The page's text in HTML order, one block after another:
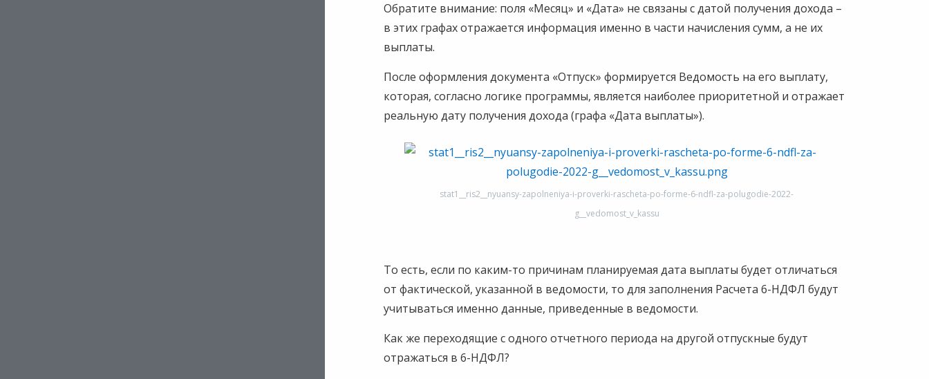
Обратите внимание: поля «Месяц» и «Дата» не связаны с датой получения дохода –
в этих графах отражается информация именно в части начисления сумм, а не их
выплаты.
После оформления документа «Отпуск» формируется Ведомость на его выплату,
которая, согласно логике программы, является наиболее приоритетной и отражает
реальную дату получения дохода (графа «Дата выплаты»).
stat1__ris2__nyuansy-zapolneniya-i-proverki-rascheta-po-forme-6-ndfl-za-polugodie-2022-
g__vedomost_v_kassu
То есть, если по каким-то причинам планируемая дата выплаты будет отличаться
от фактической, указанной в ведомости, то для заполнения Расчета 6-НДФЛ будут
учитываться именно данные, приведенные в ведомости.
Как же переходящие с одного отчетного периода на другой отпускные будут
отражаться в 6-НДФЛ?